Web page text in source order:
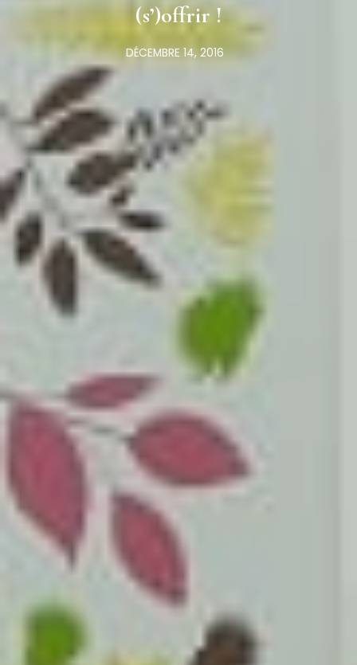
(s’)offrir !
DÉCEMBRE 14, 2016